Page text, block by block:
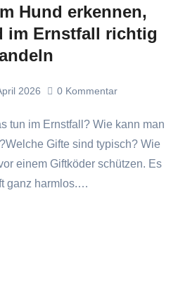
Hund erkennen,
im Ernstfall richtig
2026 0 Kommentar
Gifte sind typisch? Wie
einem Giftköder schützen. Es
ganz harmlos.…